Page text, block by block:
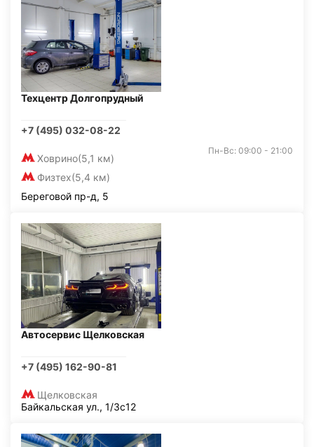
Техцентр Долгопрудный
+7 (495) 032-08-22
Ховрино(5,1 км)
Физтех(5,4 км)
Пн-Вс: 09:00 - 21:00
Береговой пр-д, 5
Автосервис Щелковская
+7 (495) 162-90-81
Щелковская
Байкальская ул., 1/3с12